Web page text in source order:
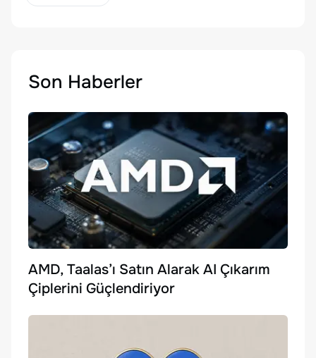
Son Haberler
AMD, Taalas’ı Satın Alarak AI Çıkarım
Çiplerini Güçlendiriyor